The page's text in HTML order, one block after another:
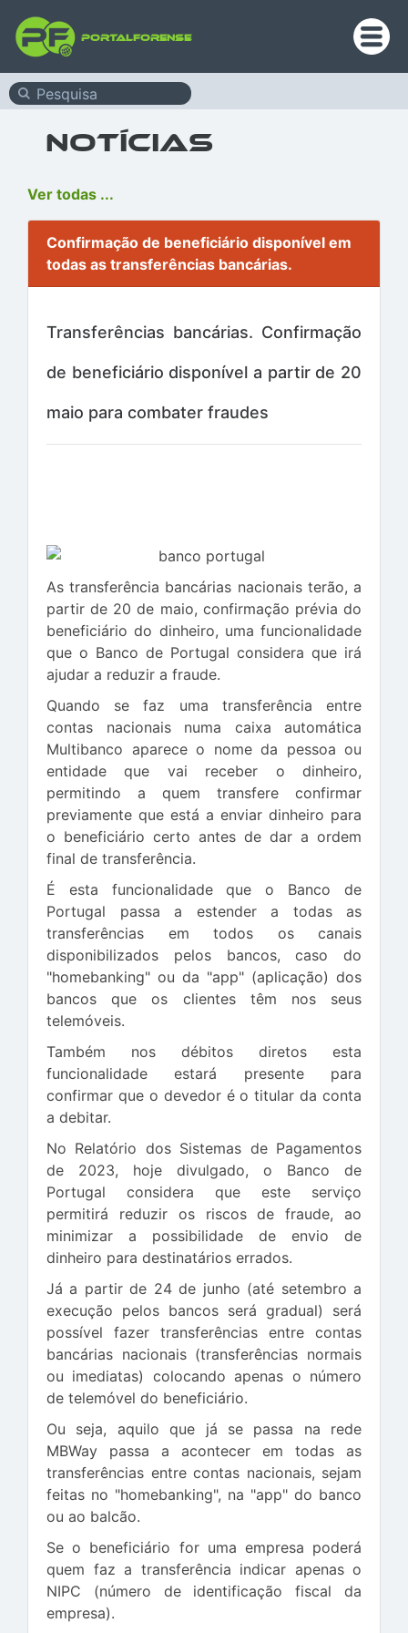
PortalForense
Notícias
Ver todas ...
Confirmação de beneficiário disponível em
todas as transferências bancárias.
Transferências bancárias. Confirmação
de beneficiário disponível a partir de 20
maio para combater fraudes
As transferência bancárias nacionais terão, a
partir de 20 de maio, confirmação prévia do
beneficiário do dinheiro, uma funcionalidade
que o Banco de Portugal considera que irá
ajudar a reduzir a fraude.
Quando se faz uma transferência entre
contas nacionais numa caixa automática
Multibanco aparece o nome da pessoa ou
entidade que vai receber o dinheiro,
permitindo a quem transfere confirmar
previamente que está a enviar dinheiro para
o beneficiário certo antes de dar a ordem
final de transferência.
É esta funcionalidade que o Banco de
Portugal passa a estender a todas as
transferências em todos os canais
disponibilizados pelos bancos, caso do
"homebanking" ou da "app" (aplicação) dos
bancos que os clientes têm nos seus
telemóveis.
Também nos débitos diretos esta
funcionalidade estará presente para
confirmar que o devedor é o titular da conta
a debitar.
No Relatório dos Sistemas de Pagamentos
de 2023, hoje divulgado, o Banco de
Portugal considera que este serviço
permitirá reduzir os riscos de fraude, ao
minimizar a possibilidade de envio de
dinheiro para destinatários errados.
Já a partir de 24 de junho (até setembro a
execução pelos bancos será gradual) será
possível fazer transferências entre contas
bancárias nacionais (transferências normais
ou imediatas) colocando apenas o número
de telemóvel do beneficiário.
Ou seja, aquilo que já se passa na rede
MBWay passa a acontecer em todas as
transferências entre contas nacionais, sejam
feitas no "homebanking", na "app" do banco
ou ao balcão.
Se o beneficiário for uma empresa poderá
quem faz a transferência indicar apenas o
NIPC (número de identificação fiscal da
empresa).